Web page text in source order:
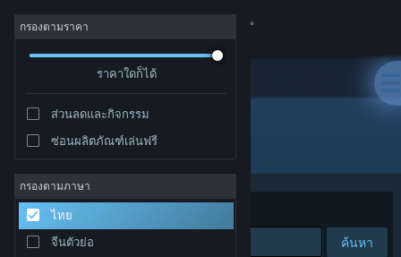
เข้าสู่ระบบ
ชุมชน
เกี่ยวกับ
ฝ่ายสนับสนุน
กรองตามราคา
ราคาใดก็ได้
ส่วนลดและกิจกรรม
ซ่อนผลิตภัณฑ์เล่นฟรี
กรองตามภาษา
ไทย
จีนตัวย่อ
ผู้พัฒนา: MomGame
จัดเรียงตาม
ค้นหา